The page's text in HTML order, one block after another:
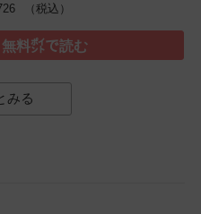
（税込）
無料㌽で読む
みる